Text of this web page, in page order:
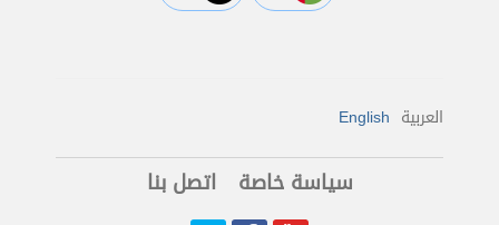
العربية English
سياسة خاصة اتصل بنا